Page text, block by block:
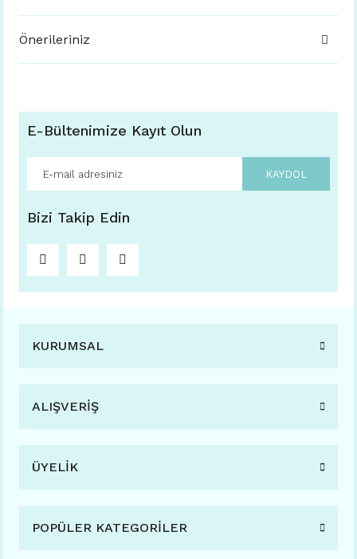
Önerileriniz
E-Bültenimize Kayıt Olun
KAYDOL
Bizi Takip Edin
KURUMSAL
ALIŞVERİŞ
ÜYELİK
POPÜLER KATEGORİLER